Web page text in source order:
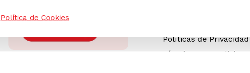
Políticas de Privacidad
Términos y Condiciones
Política de Cookies